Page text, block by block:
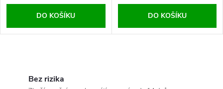
DO KOŠÍKU DO KOŠÍKU
Bez rizika